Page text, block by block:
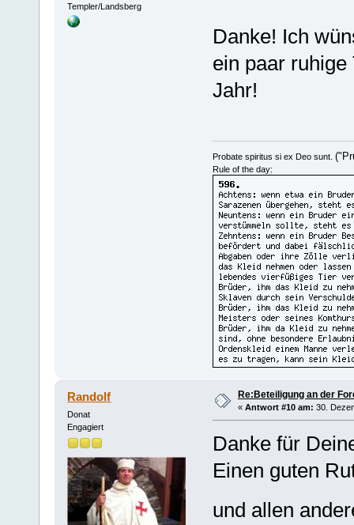
Templer/Landsberg
Danke! Ich
ein paar ruhige
Jahr!
Probate spiritus si ex Deo sunt.
Rule of the day:
Randolf
Donat
Engagiert
Re:Beteiligung an der
« Antwort #10 am: 30.
Danke für
Einen guten
und allen